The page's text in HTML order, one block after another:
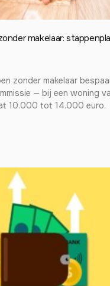
makelaar:
zonder makelaar
— bij een woning
10.000 tot 14.000 euro.